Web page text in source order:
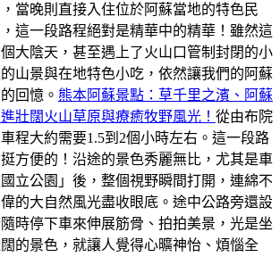
，當晚則直接入住位於阿蘇當地的特色民
這一段路程絕對是精華中的精華！雖然這
大陰天，甚至遇上了火山口管制封閉的小
山景與在地特色小吃，依然讓我們的阿蘇
回憶。 熊本阿蘇景點：草千里之濱、阿蘇
壯闊火山草原與療癒牧野風光！ 從由布院
程大約需要1.5到2個小時左右。這一段路
方便的！沿途的景色秀麗無比，尤其是車
立公園」後，整個視野瞬間打開，連綿不
的大自然風光盡收眼底。途中公路旁還設
時停下車來伸展筋骨、拍拍美景，光是坐
的景色，就讓人覺得心曠神怡、煩惱全